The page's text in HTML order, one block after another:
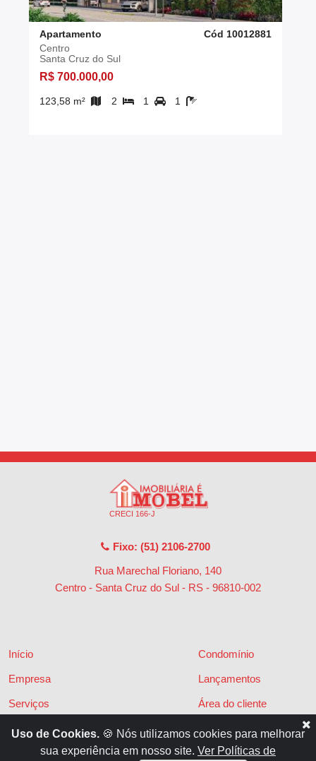
Apartamento
Cód 10012881
Centro
Santa Cruz do Sul
R$ 700.000,00
123,58 m² 2 1 1
CRECI 166-J
Fixo: (51) 2106-2700
Rua Marechal Floriano, 140
Centro - Santa Cruz do Sul - RS - 96810-002
Início
Empresa
Serviços
Financiamentos
Locações
Condomínio
Lançamentos
Área do cliente
Políticas de privacidade
Contato
Uso de Cookies. 🍪 Nós utilizamos cookies para melhorar
sua experiência em nosso site. Ver Políticas de